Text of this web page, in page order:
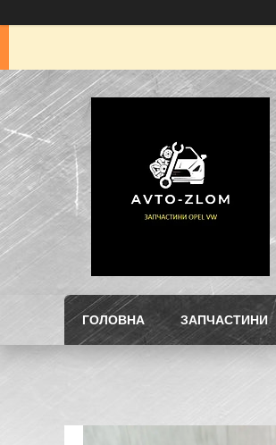
ГОЛОВНА ЗАПЧАСТИНИ